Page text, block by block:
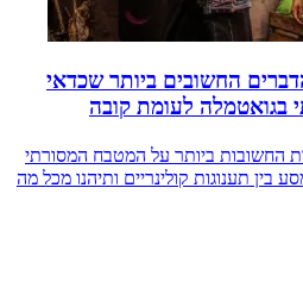
קולינרי משובח: 6 הדברים החשובים ביותר שכדאי
לעומת קובה
משובח: 6 התובנות החשובות ביותר על המטבח המסורתי
בין תענוגות קולינריים ותיהנו מכל מה